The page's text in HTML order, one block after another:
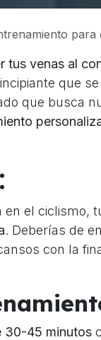
para
tus venas al
que
que busca
en el ciclismo,
. Deberías de
con la
30-45 minutos